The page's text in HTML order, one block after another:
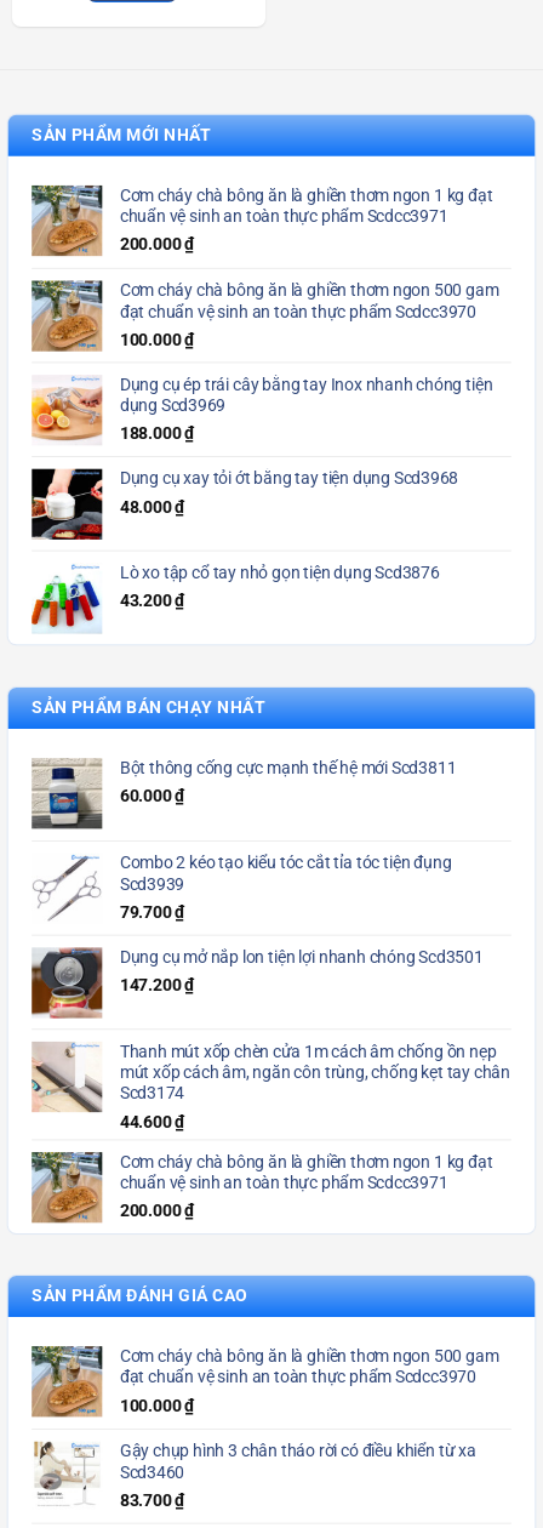
SẢN PHẨM MỚI NHẤT
Cơm cháy chà bông ăn là ghiền thơm ngon 1 kg đạt
chuẩn vệ sinh an toàn thực phẩm Scdcc3971
200.000₫
Cơm cháy chà bông ăn là ghiền thơm ngon 500 gam
đạt chuẩn vệ sinh an toàn thực phẩm Scdcc3970
100.000₫
Dụng cụ ép trái cây bằng tay Inox nhanh chóng tiện
dụng Scd3969
188.000₫
Dụng cụ xay tỏi ớt bằng tay tiện dụng Scd3968
48.000₫
Lò xo tập cổ tay nhỏ gọn tiện dụng Scd3876
43.200₫
SẢN PHẨM BÁN CHẠY NHẤT
Bột thông cống cực mạnh thế hệ mới Scd3811
60.000₫
Combo 2 kéo tạo kiểu tóc cắt tỉa tóc tiện đụng
Scd3939
79.700₫
Dụng cụ mở nắp lon tiện lợi nhanh chóng Scd3501
147.200₫
Thanh mút xốp chèn cửa 1m cách âm chống ồn nẹp
mút xốp cách âm, ngăn côn trùng, chống kẹt tay chân
Scd3174
44.600₫
Cơm cháy chà bông ăn là ghiền thơm ngon 1 kg đạt
chuẩn vệ sinh an toàn thực phẩm Scdcc3971
200.000₫
SẢN PHẨM ĐÁNH GIÁ CAO
Cơm cháy chà bông ăn là ghiền thơm ngon 500 gam
đạt chuẩn vệ sinh an toàn thực phẩm Scdcc3970
100.000₫
Gậy chụp hình 3 chân tháo rời có điều khiển từ xa
Scd3460
83.700₫